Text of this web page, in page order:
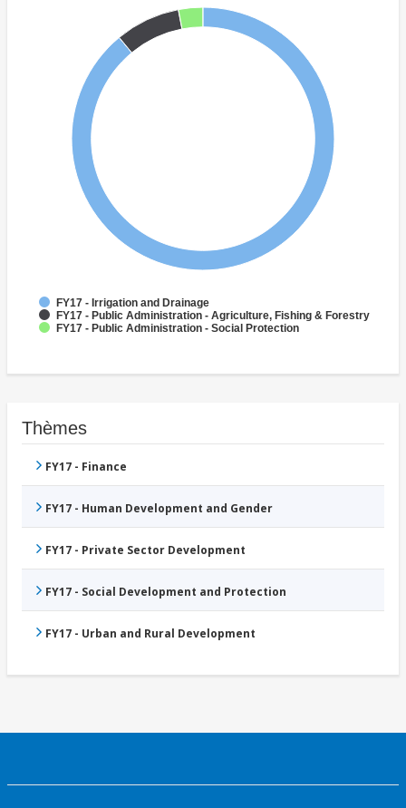
FY17 - Irrigation and Drainage
FY17 - Public Administration - Agriculture, Fishing & Forestry
FY17 - Public Administration - Social Protection
Thèmes
FY17 - Finance
FY17 - Human Development and Gender
FY17 - Private Sector Development
FY17 - Social Development and Protection
FY17 - Urban and Rural Development